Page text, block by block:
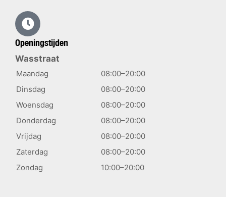
Openingstijden
Wasstraat
Maandag
08:00–20:00
Dinsdag
08:00–20:00
Woensdag
08:00–20:00
Donderdag
08:00–20:00
Vrijdag
08:00–20:00
Zaterdag
08:00–20:00
Zondag
10:00–20:00